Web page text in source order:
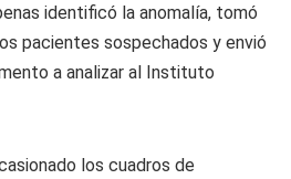
identificó la anomalía, tomó
pacientes sospechados y envió
a analizar al Instituto
los cuadros de